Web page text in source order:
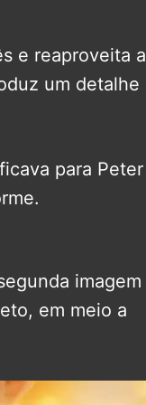
e reaproveita a
um detalhe
para Peter
imagem
em meio a